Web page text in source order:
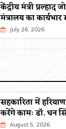
केंद्रीय मंत्री प्रल्हाद
मंत्रालय का
July 26, 2026
सहकारिता में
करेंगे कामः डाॅ. धन
August 5, 2026